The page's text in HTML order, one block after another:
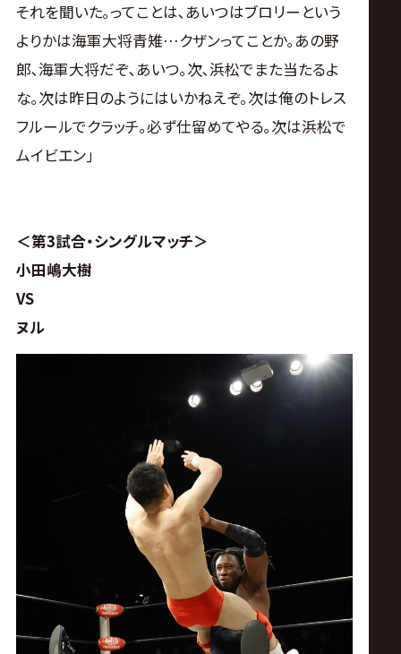
それを聞いた｡ってことは､あいつはブロリーという
よりかは海軍大将青雉…クザンってことか｡あの野
郎､海軍大将だぞ､あいつ｡次､浜松でまた当たるよ
な｡次は昨日のようにはいかねえぞ｡次は俺のトレス
フルールでクラッチ｡必ず仕留めてやる｡次は浜松で
ムイビエン｣
＜第3試合・シングルマッチ＞
小田嶋大樹
VS
ヌル